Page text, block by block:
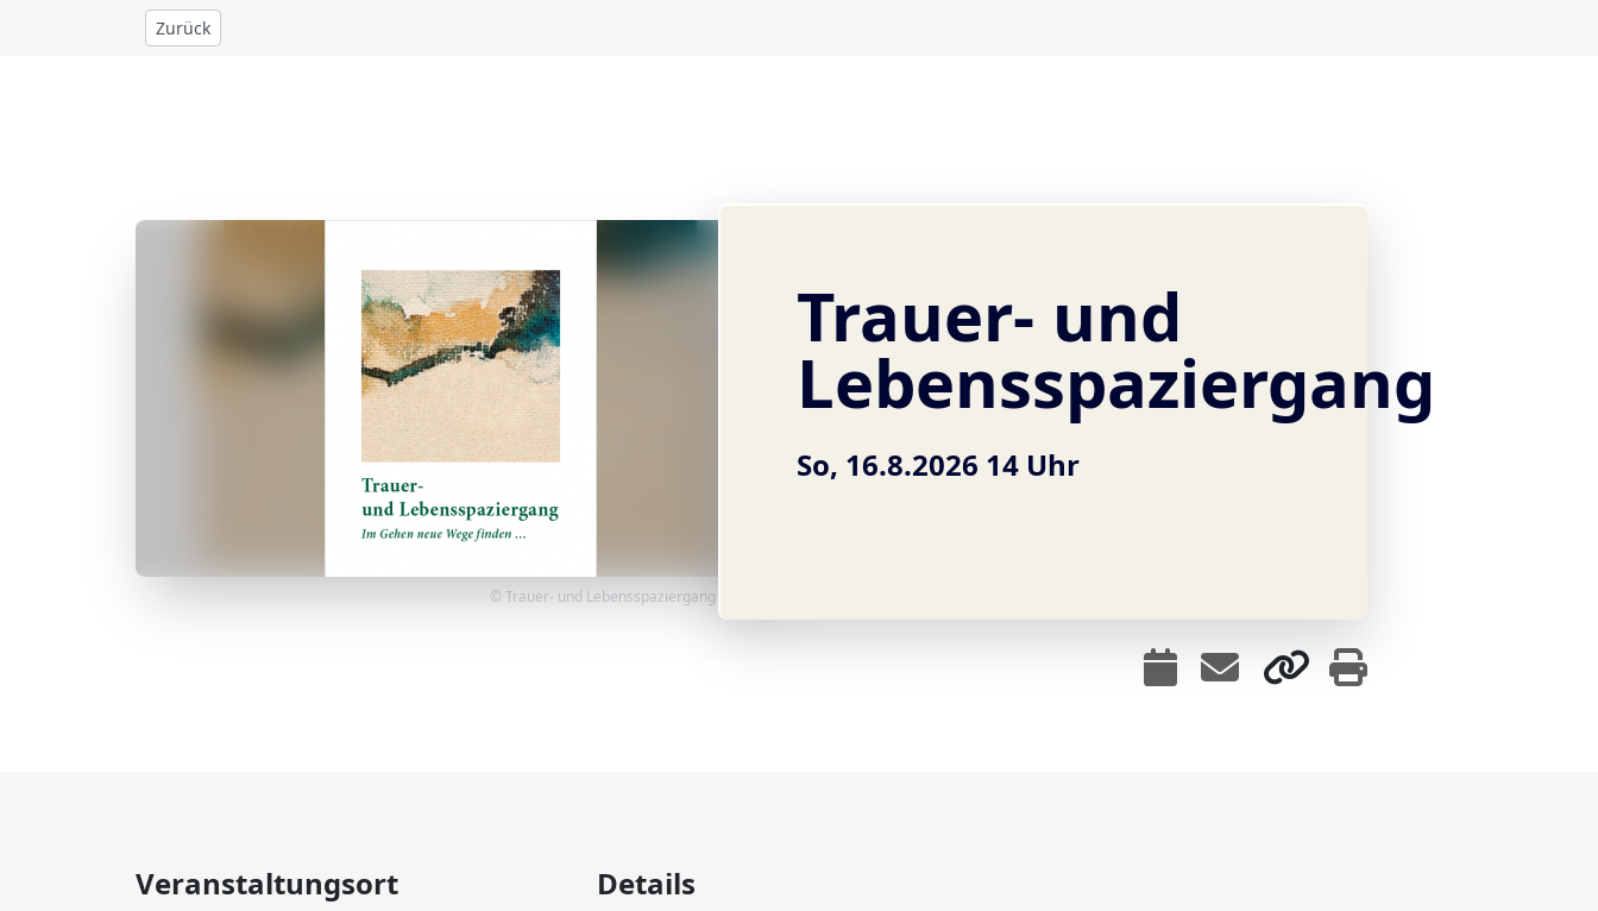
Zurück
© Trauer- und Lebensspaziergang Bornstedt
Trauer- und
Lebensspaziergang
So, 16.8.2026 14 Uhr
Veranstaltungsort Details